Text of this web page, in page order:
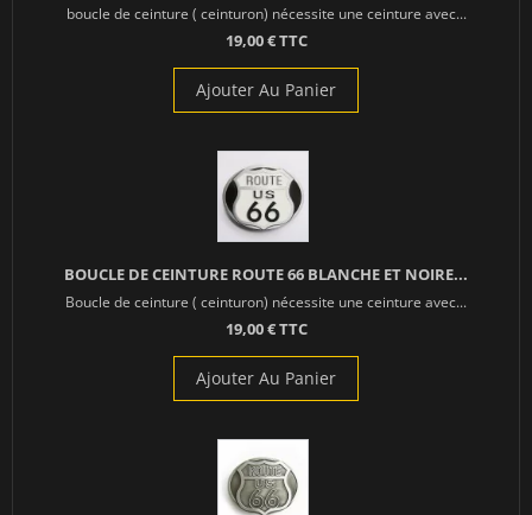
boucle de ceinture ( ceinturon) nécessite une ceinture avec...
19,00 € TTC
Ajouter Au Panier
BOUCLE DE CEINTURE ROUTE 66 BLANCHE ET NOIRE...
Boucle de ceinture ( ceinturon) nécessite une ceinture avec...
19,00 € TTC
Ajouter Au Panier